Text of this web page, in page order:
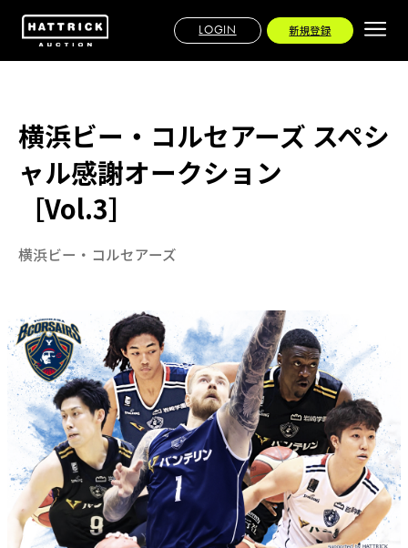
LOGIN 新規登録
横浜ビー・コルセアーズ スペシ
ャル感謝オークション
［Vol.3］
横浜ビー・コルセアーズ